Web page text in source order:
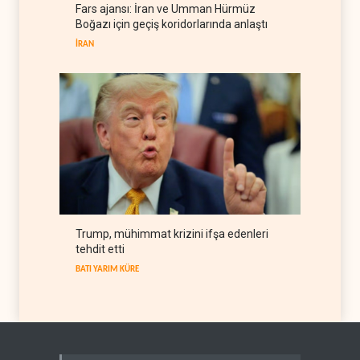
BM yetkilisinden İsrail'e gizli
belge akışı
Fars ajansı: İran ve Umman Hürmüz
Boğazı için geçiş koridorlarında anlaştı
İRAN
Trump, mühimmat krizini ifşa edenleri
tehdit etti
BATI YARIM KÜRE